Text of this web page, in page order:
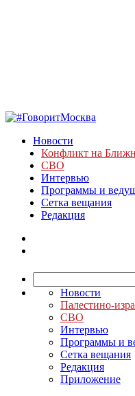
Новости
Конфликт на
СВО
Интервью
Программы и
Сетка вещания
Редакция
Новости
Палестино-
СВО
Интервью
Программы и
Сетка вещания
Редакция
Приложение